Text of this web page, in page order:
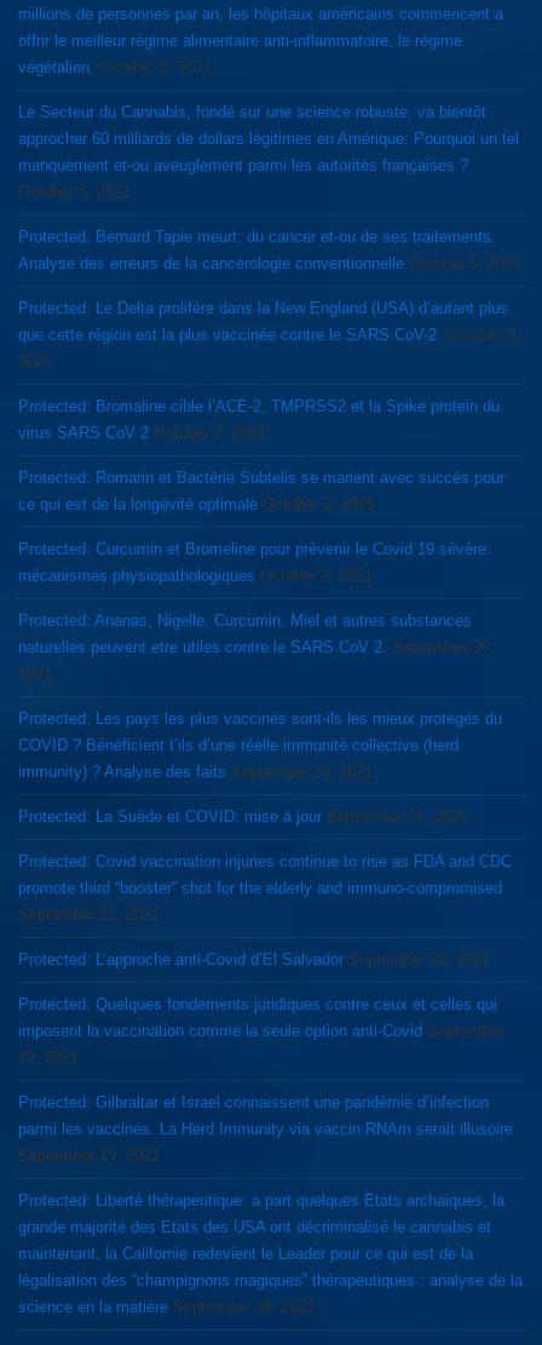
millions de personnes par an, les hôpitaux américains commencent a
offrir le meilleur régime alimentaire anti-inflammatoire, le régime
végétalien. October 6, 2021
Le Secteur du Cannabis, fondé sur une science robuste, va bientôt
approcher 60 milliards de dollars légitimes en Amérique: Pourquoi un tel
manquement et-ou aveuglement parmi les autorités françaises ?
October 5, 2021
Protected: Bernard Tapie meurt: du cancer et-ou de ses traitements.
Analyse des erreurs de la cancérologie conventionnelle October 5, 2021
Protected: Le Delta prolifère dans la New England (USA) d’autant plus
que cette région est la plus vaccinée contre le SARS CoV-2. October 3,
2021
Protected: Bromaline cible l’ACE-2, TMPRSS2 et la Spike protein du
virus SARS CoV 2 October 2, 2021
Protected: Romarin et Bactérie Subtelis se marient avec succès pour
ce qui est de la longévité optimale October 2, 2021
Protected: Curcumin et Bromeline pour prévenir le Covid 19 sévère:
mécanismes physiopathologiques October 2, 2021
Protected: Ananas, Nigelle, Curcumin, Miel et autres substances
naturelles peuvent etre utiles contre le SARS CoV 2. September 26,
2021
Protected: Les pays les plus vaccinés sont-ils les mieux protégés du
COVID ? Bénéficient t’ils d’une réelle immunité collective (herd
immunity) ? Analyse des faits September 24, 2021
Protected: La Suède et COVID: mise à jour September 21, 2021
Protected: Covid vaccination injuries continue to rise as FDA and CDC
promote third “booster” shot for the elderly and immuno-compromised
September 21, 2021
Protected: L’approche anti-Covid d’El Salvador September 20, 2021
Protected: Quelques fondements juridiques contre ceux et celles qui
imposent la vaccination comme la seule option anti-Covid September
19, 2021
Protected: Gilbraltar et Israel connaissent une pandémie d’infection
parmi les vaccinés. La Herd Immunity via vaccin RNAm serait illusoire
September 19, 2021
Protected: Liberté thérapeutique: a part quelques Etats archaiques, la
grande majorité des Etats des USA ont décriminalisé le cannabis et
maintenant, la Californie redevient le Leader pour ce qui est de la
légalisation des “champignons magiques” thérapeutiques : analyse de la
science en la matière September 19, 2021